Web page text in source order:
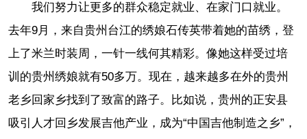
我们努力让更多的群众稳定就业、在家门口就业。
去年9月，来自贵州台江的绣娘石传英带着她的苗绣，登
上了米兰时装周，一针一线何其精彩。像她这样受过培
训的贵州绣娘就有50多万。现在，越来越多在外的贵州
老乡回家乡找到了致富的路子。比如说，贵州的正安县
吸引人才回乡发展吉他产业，成为“中国吉他制造之乡”，